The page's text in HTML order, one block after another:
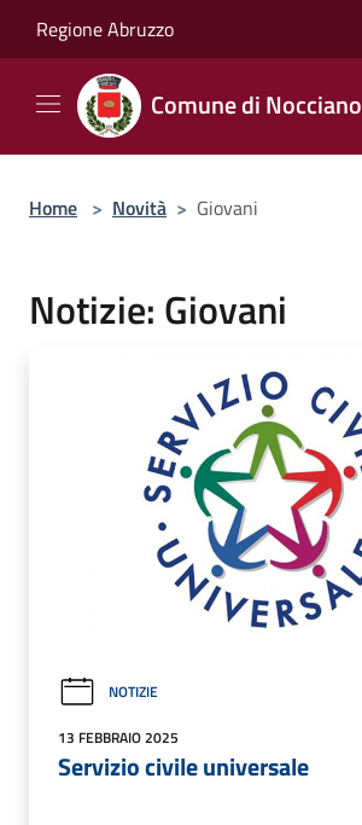
Regione Abruzzo
Comune di Nocciano
Home > Novità > Giovani
Notizie: Giovani
NOTIZIE
13 FEBBRAIO 2025
Servizio civile universale